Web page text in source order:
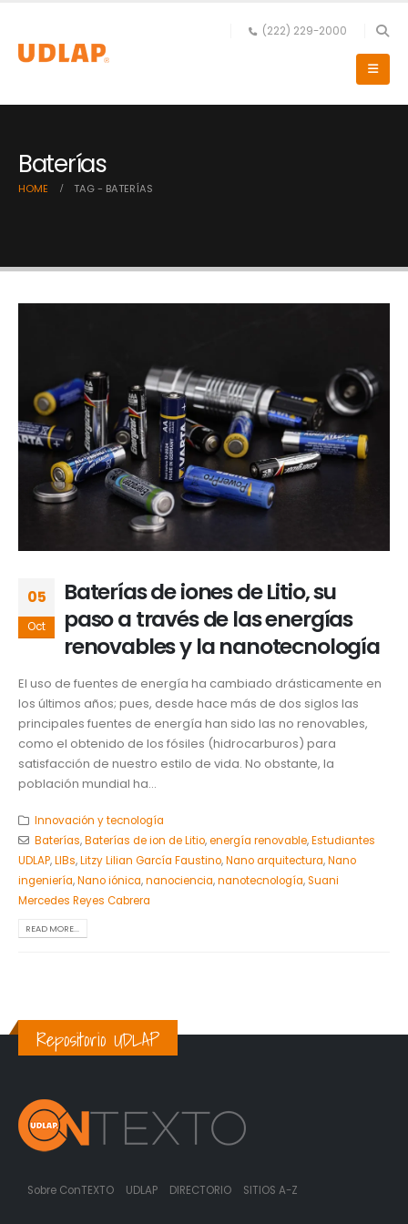
(222) 229-2000
Baterías
HOME TAG - BATERÍAS
05
Oct
Baterías de iones de Litio, su
paso a través de las energías
renovables y la nanotecnología
El uso de fuentes de energía ha cambiado drásticamente en
los últimos años; pues, desde hace más de dos siglos las
principales fuentes de energía han sido las no renovables,
como el obtenido de los fósiles (hidrocarburos) para
satisfacción de nuestro estilo de vida. No obstante, la
población mundial ha...
Innovación y tecnología
Baterías,Baterías de ion de Litio,energía renovable,Estudiantes
UDLAP,LIBs,Litzy Lilian García Faustino,Nano arquitectura,Nano
ingeniería,Nano iónica,nanociencia,nanotecnología,Suani
Mercedes Reyes Cabrera
READ MORE...
Repositorio UDLAP
Sobre ConTEXTO UDLAP DIRECTORIO SITIOS A-Z